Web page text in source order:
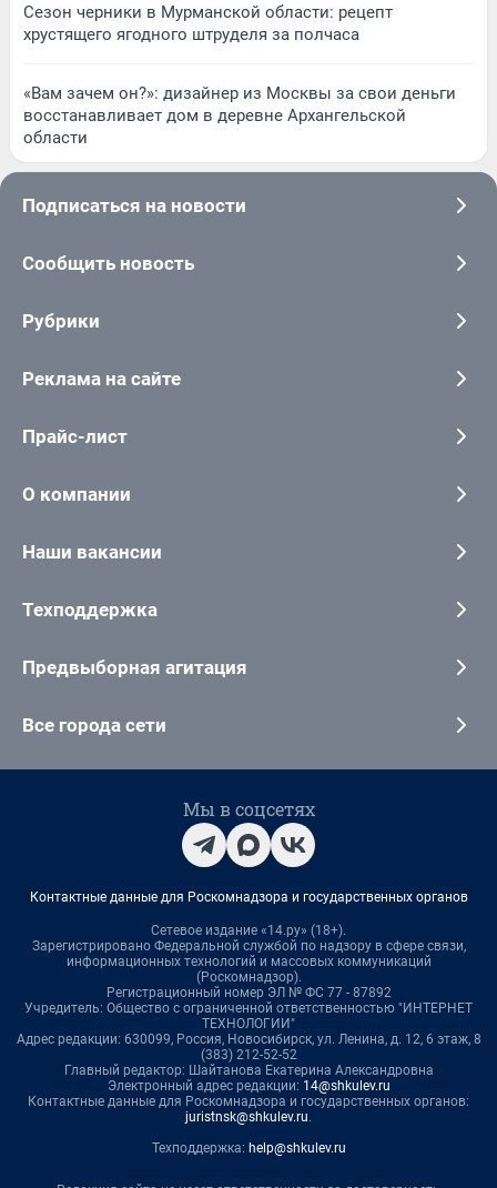
Сезон черники в Мурманской области: рецепт
хрустящего ягодного штруделя за полчаса
«Вам зачем он?»: дизайнер из Москвы за свои деньги
восстанавливает дом в деревне Архангельской
области
Подписаться на новости
Сообщить новость
Рубрики
Реклама на сайте
Прайс-лист
О компании
Наши вакансии
Техподдержка
Предвыборная агитация
Все города сети
Мы в соцсетях
Контактные данные для Роскомнадзора и государственных органов
Сетевое издание «14.ру» (18+).
Зарегистрировано Федеральной службой по надзору в сфере связи,
информационных технологий и массовых коммуникаций
(Роскомнадзор).
Регистрационный номер ЭЛ № ФС 77 - 87892
Учредитель: Общество с ограниченной ответственностью "ИНТЕРНЕТ
ТЕХНОЛОГИИ"
Адрес редакции: 630099, Россия, Новосибирск, ул. Ленина, д. 12, 6 этаж, 8
(383) 212-52-52
Главный редактор: Шайтанова Екатерина Александровна
Электронный адрес редакции: 14@shkulev.ru
Контактные данные для Роскомнадзора и государственных органов:
juristnsk@shkulev.ru.
Техподдержка: help@shkulev.ru